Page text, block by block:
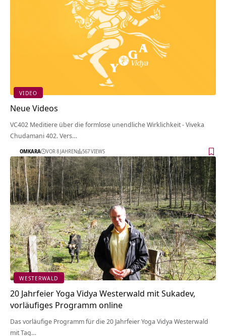
VIDEO
Neue Videos
VC402 Meditiere über die formlose unendliche Wirklichkeit - Viveka
Chudamani 402. Vers…
OMKARA VOR 8 JAHREN 567 VIEWS
WESTERWALD
20 Jahrfeier Yoga Vidya Westerwald mit Sukadev,
vorläufiges Programm online
Das vorläufige Programm für die 20 Jahrfeier Yoga Vidya Westerwald
mit Tag…